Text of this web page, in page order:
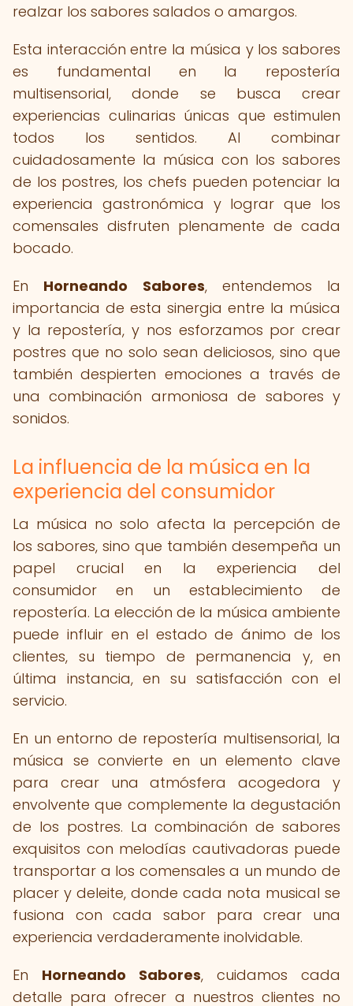
realzar los sabores salados o amargos.
Esta interacción entre la música y los sabores
es fundamental en la repostería
multisensorial, donde se busca crear
experiencias culinarias únicas que estimulen
todos los sentidos. Al combinar
cuidadosamente la música con los sabores
de los postres, los chefs pueden potenciar la
experiencia gastronómica y lograr que los
comensales disfruten plenamente de cada
bocado.
En Horneando Sabores, entendemos la
importancia de esta sinergia entre la música
y la repostería, y nos esforzamos por crear
postres que no solo sean deliciosos, sino que
también despierten emociones a través de
una combinación armoniosa de sabores y
sonidos.
La influencia de la música en la
experiencia del consumidor
La música no solo afecta la percepción de
los sabores, sino que también desempeña un
papel crucial en la experiencia del
consumidor en un establecimiento de
repostería. La elección de la música ambiente
puede influir en el estado de ánimo de los
clientes, su tiempo de permanencia y, en
última instancia, en su satisfacción con el
servicio.
En un entorno de repostería multisensorial, la
música se convierte en un elemento clave
para crear una atmósfera acogedora y
envolvente que complemente la degustación
de los postres. La combinación de sabores
exquisitos con melodías cautivadoras puede
transportar a los comensales a un mundo de
placer y deleite, donde cada nota musical se
fusiona con cada sabor para crear una
experiencia verdaderamente inolvidable.
En Horneando Sabores, cuidamos cada
detalle para ofrecer a nuestros clientes no